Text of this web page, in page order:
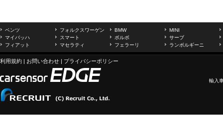
ベンツ フォルクスワーゲン BMW
MINI
マイバッハ
スマート ボルボ
サーブ
フィアット
マセラティ フェラーリ ランボルギーニ
利用規約 | お問い合わせ | プライバシーポリシー
輸入